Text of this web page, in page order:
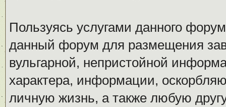
Пользуясь услугами данного
данный форум для размещения
вульгарной, непристойной
характера, информации,
личную жизнь, а также любую